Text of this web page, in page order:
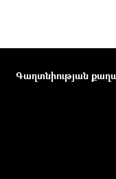
Գաղտնիության